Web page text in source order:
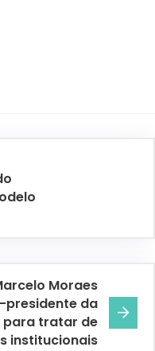
Moraes
presidente da
para tratar de
institucionais